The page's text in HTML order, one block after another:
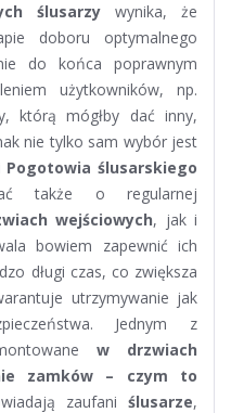
ślusarzy wynika, że
doboru optymalnego
do końca poprawnym
użytkowników, np.
którą mógłby dać inny,
nie tylko sam wybór jest
Pogotowia ślusarskiego
także o regularnej
wejściowych, jak i
bowiem zapewnić ich
długi czas, co zwiększa
utrzymywanie jak
Jednym z
w drzwiach
zamków – czym to
zaufaniślusarze,